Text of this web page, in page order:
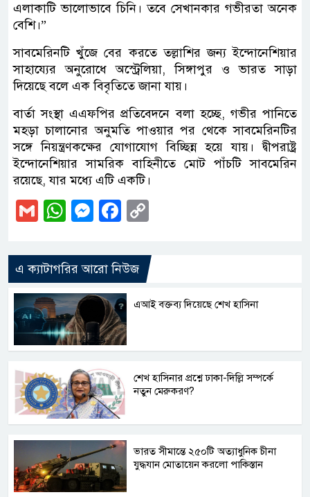
এলাকাটি ভালোভাবে চিনি। তবে সেখানকার গভীরতা অনেক
বেশি।”
সাবমেরিনটি খুঁজে বের করতে তল্লাশির জন্য ইন্দোনেশিয়ার
সাহায্যের অনুরোধে অস্ট্রেলিয়া, সিঙ্গাপুর ও ভারত সাড়া
দিয়েছে বলে এক বিবৃতিতে জানা যায়।
বার্তা সংস্থা এএফপির প্রতিবেদনে বলা হচ্ছে, গভীর পানিতে
মহড়া চালানোর অনুমতি পাওয়ার পর থেকে সাবমেরিনটির
সঙ্গে নিয়ন্ত্রণকক্ষের যোগাযোগ বিচ্ছিন্ন হয়ে যায়। দ্বীপরাষ্ট্র
ইন্দোনেশিয়ার সামরিক বাহিনীতে মোট পাঁচটি সাবমেরিন
রয়েছে, যার মধ্যে এটি একটি।
GmailWhatsApp
Messenger
Facebook
এ ক্যাটাগরির আরো নিউজ
এআই বক্তব্য দিয়েছে শেখ হাসিনা
শেখ হাসিনার প্রশ্নে ঢাকা-দিল্লি সম্পর্কে
নতুন মেরুকরণ?
ভারত সীমান্তে ২৫০টি অত্যাধুনিক চীনা
যুদ্ধযান মোতায়েন করলো পাকিস্তান